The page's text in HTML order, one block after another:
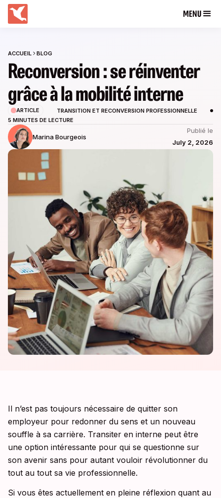
MENU
ACCUEIL BLOG
Reconversion : se réinventer
grâce à la mobilité interne
ARTICLE
TRANSITION ET RECONVERSION PROFESSIONNELLE
5 MINUTES DE LECTURE
Marina Bourgeois
Publié le
July 2, 2026
Il n’est pas toujours nécessaire de quitter son
employeur pour redonner du sens et un nouveau
souffle à sa carrière. Transiter en interne peut être
une option intéressante pour qui se questionne sur
son avenir sans pour autant vouloir révolutionner du
tout au tout sa vie professionnelle.
Si vous êtes actuellement en pleine réflexion quant au